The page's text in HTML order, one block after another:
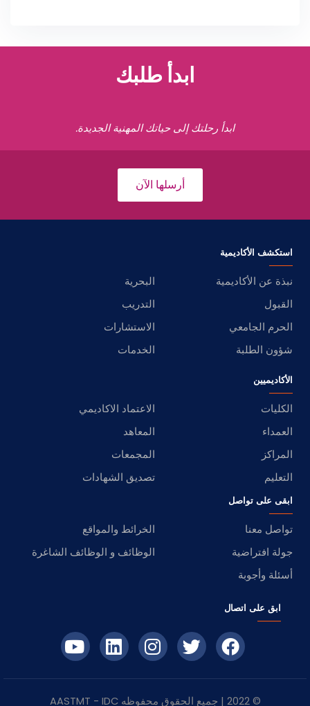
ابدأ طلبك
ابدأ رحلتك إلى حياتك المهنية الجديدة.
أرسلها الآن
استكشف الأكاديمية
نبذة عن الأكاديمية
البحرية
القبول
التدريب
الحرم الجامعي
الاستشارات
شؤون الطلبة
الخدمات
الأكاديميين
الكليات
الاعتماد الاكاديمي
العمداء
المعاهد
المراكز
المجمعات
التعليم
تصديق الشهادات
ابقى على تواصل
تواصل معنا
الخرائط والمواقع
جولة افتراضية
الوظائف و الوظائف الشاغرة
أسئلة وأجوبة
ابق على اتصال
© 2022 | جميع الحقوق محفوظه IDC
- AASTMT